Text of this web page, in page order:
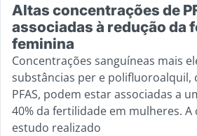
Altas concentrações de
associadas à redução da
feminina
Concentrações sanguíneas mais
substâncias per e polifluoroalquil,
PFAS, podem estar associadas a
40% da fertilidade em mulheres. A
estudo realizado